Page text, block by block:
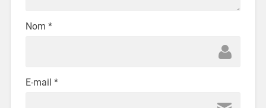
Nom *
E-mail *